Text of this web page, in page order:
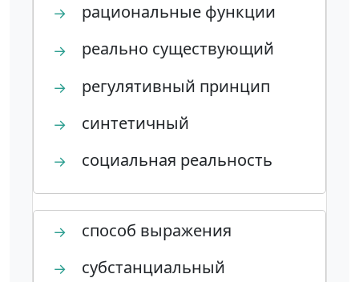
→ рациональные функции
→ реально существующий
→ регулятивный принцип
→ синтетичный
→ социальная реальность
→ способ выражения
→ субстанциальный